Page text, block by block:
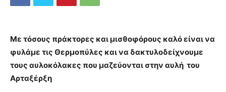
Με τόσους πράκτορες και μισθοφόρους καλό είναι να
φυλάμε τις Θερμοπύλες και να δακτυλοδείχνουμε
τους αυλοκόλακες που μαζεύονται στην αυλή του
Αρταξέρξη